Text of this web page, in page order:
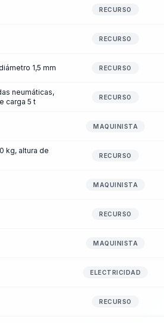
RECURSO
RECURSO
1,5 mm RECURSO
neumáticas,
carga 5 t
RECURSO
MAQUINISTA
kg, altura de
RECURSO
MAQUINISTA
RECURSO
MAQUINISTA
ELECTRICIDAD
RECURSO